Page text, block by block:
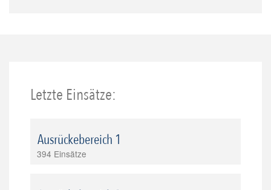
Letzte Einsätze:
Ausrückebereich 1
394 Einsätze